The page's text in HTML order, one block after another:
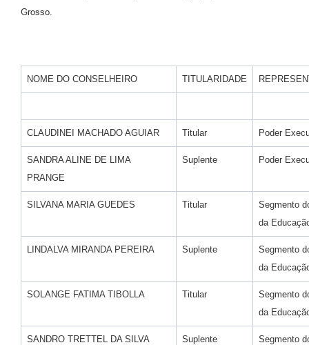
Grosso.
NOME DO CONSELHEIRO TITULARIDADE
CLAUDINEI MACHADO AGUIAR Titular Poder
SANDRA ALINE DE LIMA
PRANGE
Suplente Poder
SILVANA MARIA GUEDES Titular
Segmento
da
LINDALVA MIRANDA PEREIRA Suplente
Segmento
da
SOLANGE FATIMA TIBOLLA Titular
Segmento
da
SANDRO TRETTEL DA SILVA Suplente
Segmento